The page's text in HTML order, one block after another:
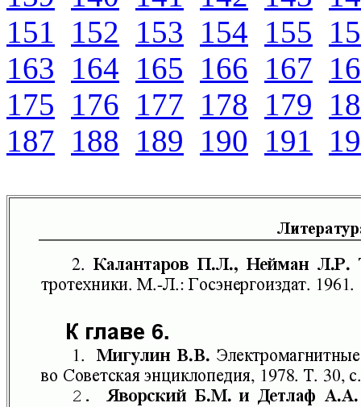
151
152 153 154 155
163 164 165 166 167
175 176 177 178 179
187 188 189 190 191